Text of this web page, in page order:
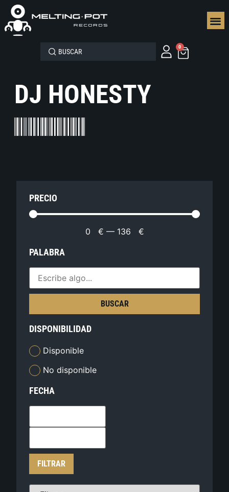
0
DJ HONESTY
PRECIO
0 € — 136 €
PALABRA
BUSCAR
DISPONIBILIDAD
Disponible
No disponible
FECHA
FILTRAR